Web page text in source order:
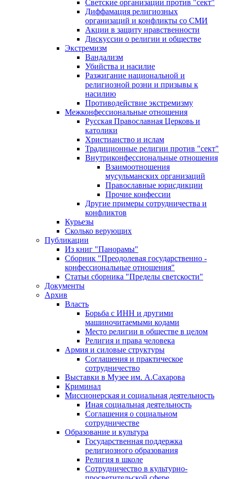
Светские организации против "сект"
Диффамация религиозных
организаций и конфликты со СМИ
Акции в защиту нравственности
Дискуссии о религии и обществе
Экстремизм
Вандализм
Убийства и насилие
Разжигание национальной и
религиозной розни и призывы к
насилию
Противодействие экстремизму
Межконфессиональные отношения
Русская Православная Церковь и
католики
Христианство и ислам
Традиционные религии против "сект"
Внутриконфессиональные отношения
Взаимоотношения
мусульманских организаций
Православные юрисдикции
Прочие конфессии
Другие примеры сотрудничества и
конфликтов
Курьезы
Сколько верующих
Публикации
Из книг "Панорамы"
Сборник "Преодолевая государственно -
конфессиональные отношения"
Статьи сборника "Пределы светскости"
Документы
Архив
Власть
Борьба с ИНН и другими
машиночитаемыми кодами
Место религии в обществе в целом
Религия и права человека
Армия и силовые структуры
Соглашения и практическое
сотрудничество
Выставки в Музее им. А.Сахарова
Криминал
Миссионерская и социальная деятельность
Иная социальная деятельность
Соглашения о социальном
сотрудничестве
Образование и культура
Государственная поддержка
религиозного образования
Религия в школе
Сотрудничество в культурно-